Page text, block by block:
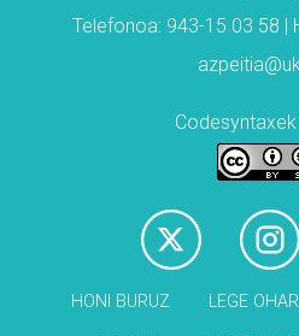
Telefonoa: 943-15 03 58 |
HONI BURUZ LEGE